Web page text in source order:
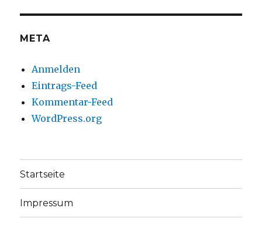
anzeigenanzeigen
META
Anmelden
Eintrags-Feed
Kommentar-Feed
WordPress.org
Startseite
Impressum